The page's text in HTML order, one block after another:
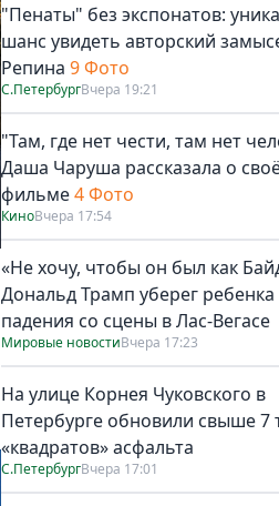
Фото gov.spb.ru
"Пенаты" без экспонатов:
шанс увидеть авторский
Репина 9 Фото
С.ПетербургВчера 19:21
"Там, где нет чести, там нет
Даша Чаруша рассказала о
фильме4 Фото
КиноВчера 17:54
«Не хочу, чтобы он был как
Дональд Трамп уберег ребенка
падения со сцены в Лас-Вегасе
Мировые новостиВчера 17:23
На улице Корнея Чуковского в
Петербурге обновили свыше 7
«квадратов» асфальта
С.ПетербургВчера 17:01